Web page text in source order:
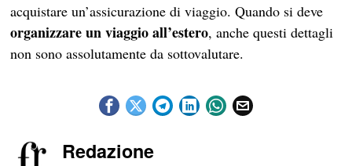
acquistare un’assicurazione di viaggio. Quando si deve
organizzare un viaggio all’estero, anche questi dettagli
non sono assolutamente da sottovalutare.
Redazione